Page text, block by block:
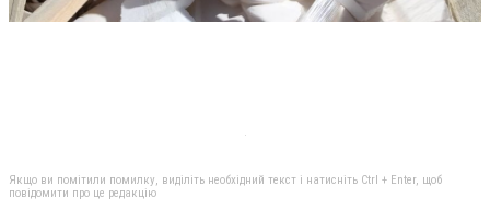
Якщо ви помітили помилку, виділіть необхідний текст і натисніть Ctrl + Enter, щоб
повідомити про це редакцію